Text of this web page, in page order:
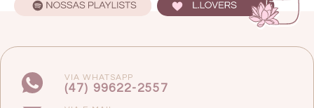
VIA WHATSAPP
(47) 99622-2557